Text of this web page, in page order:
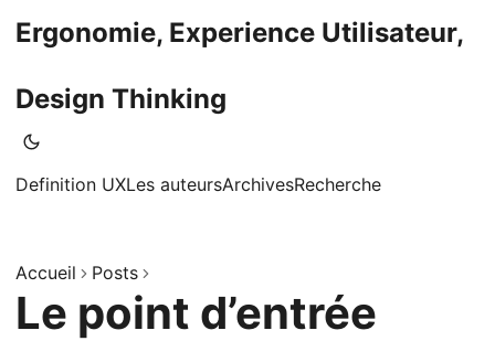
Ergonomie, Experience Utilisateur,
Design Thinking
Definition UXLes auteursArchivesRecherche
Accueil Posts
Le point d’entrée